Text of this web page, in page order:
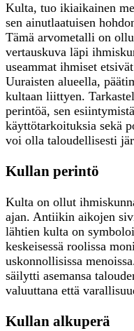
Kulta, tuo ikiaikainen
sen ainutlaatuisen
Tämä arvometalli on
vertauskuva läpi
useammat ihmiset
Uuraisten alueella,
kultaan liittyen.
perintöä, sen
käyttötarkoituksia sekä
voi olla taloudellisesti
Kullan perintö
Kulta on ollut
ajan. Antiikin aikojen
lähtien kulta on
keskeisessä roolissa
uskonnollisissa
säilytti asemansa
valuuttana että
Kullan alkuperä